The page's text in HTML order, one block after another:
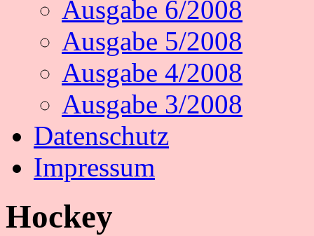
Ausgabe 6/2008
Ausgabe 5/2008
Ausgabe 4/2008
Ausgabe 3/2008
Datenschutz
Impressum
Hockey